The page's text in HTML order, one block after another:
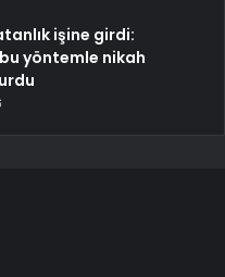
işine girdi:
yöntemle nikah